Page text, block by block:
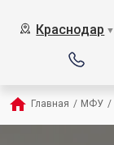
Краснодар ▼
Главная / МФУ /